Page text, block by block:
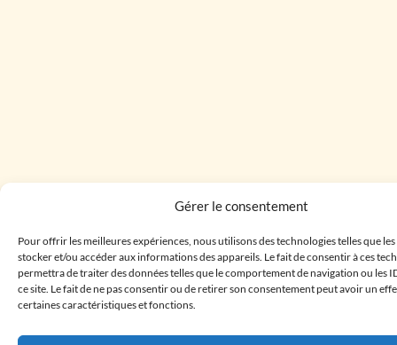
Gérer le consentement
Pour offrir les meilleures expériences, nous utilisons des technologies telles que
stocker et/ou accéder aux informations des appareils. Le fait de consentir à ces
permettra de traiter des données telles que le comportement de navigation ou les
ce site. Le fait de ne pas consentir ou de retirer son consentement peut avoir un
certaines caractéristiques et fonctions.